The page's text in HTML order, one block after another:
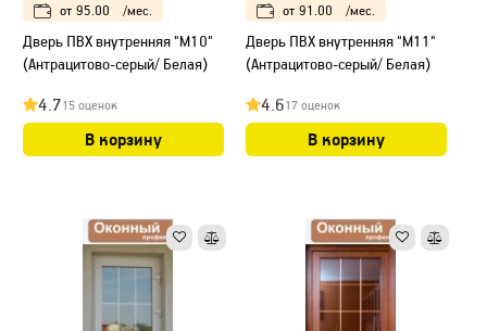
от 95.00 /мес.
Дверь ПВХ внутренняя "М10"
(Антрацитово-серый/ Белая)
4.715 оценок
В корзину
от 91.00 /мес.
Дверь ПВХ внутренняя "М11"
(Антрацитово-серый/ Белая)
4.617 оценок
В корзину